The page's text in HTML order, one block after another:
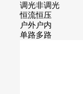
调光非调光
恒流恒压
户外户内
单路多路